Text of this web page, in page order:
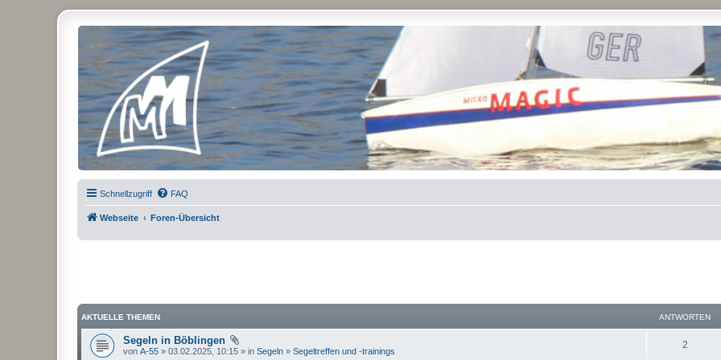
Micro Magic Forum Deutschland
Schnellzugriff FAQ
Webseite Foren-Übersicht
AKTUELLE THEMEN ANTWORTEN
Segeln in Böblingen
von A-55 » 03.02.2025, 10:15 » in Segeln » Segeltreffen und -trainings
2